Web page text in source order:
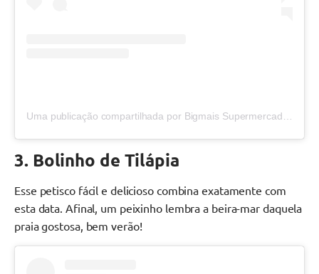
3. Bolinho de Tilápia
Esse petisco fácil e delicioso combina exatamente com
esta data. Afinal, um peixinho lembra a beira-mar daquela
praia gostosa, bem verão!